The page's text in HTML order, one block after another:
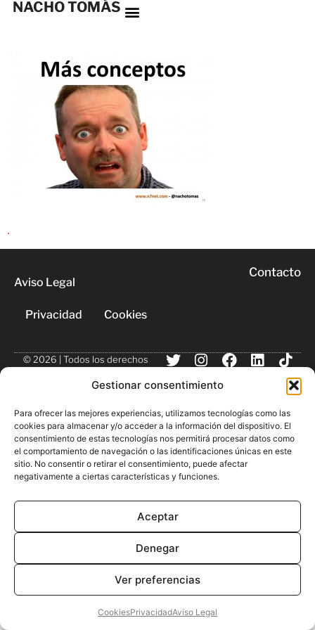
Gestionar consentimiento
Para ofrecer las mejores experiencias, utilizamos tecnologías como las
cookies para almacenar y/o acceder a la información del dispositivo. El
consentimiento de estas tecnologías nos permitirá procesar datos como
el comportamiento de navegación o las identificaciones únicas en este
sitio. No consentir o retirar el consentimiento, puede afectar
negativamente a ciertas características y funciones.
Aceptar
Denegar
Ver preferencias
CookiesPrivacidadAviso Legal
NACHO TOMÁS
.
Aviso Legal
Privacidad Cookies
Contacto
© 2026 | Todos los derechos